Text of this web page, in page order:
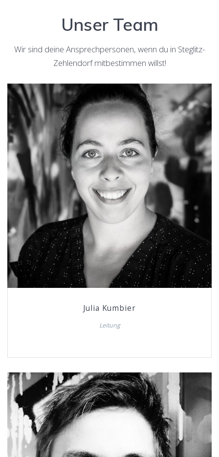
Unser Team
Wir sind deine Ansprechpersonen, wenn du in Steglitz-
Zehlendorf mitbestimmen willst!
Julia Kumbier
Leitung